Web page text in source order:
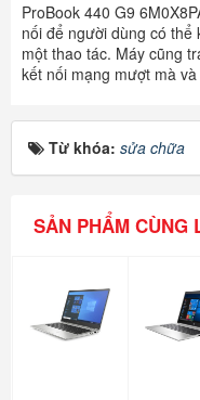
ProBook 440 G9
nối để người dùng có thể
một thao tác. Máy cũng
kết nối mạng mượt mà
Từ khóa: sửa chữa
SẢN PHẨM CÙNG